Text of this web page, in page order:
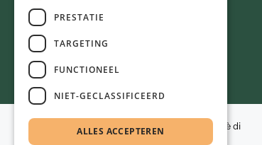
© 2026
%nome-elemento-piè di
PRESTATIE
TARGETING
FUNCTIONEEL
NIET-GECLASSIFICEERD
ALLES ACCEPTEREN